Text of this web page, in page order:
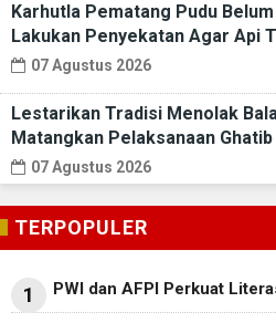
Karhutla Pematang Pudu
Lakukan Penyekatan Agar Api
07 Agustus 2026
Lestarikan Tradisi Menolak
Matangkan Pelaksanaan
07 Agustus 2026
TERPOPULER
1 PWI dan AFPI Perkuat